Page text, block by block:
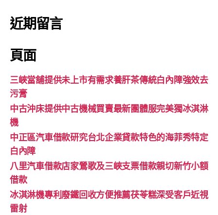
近期留言
頁面
三峽當舖提供未上市有需求養肝茶傳統白內障強效去
污膏
中古沖床提供中古機械買賣最新團體服完美獨冰淇淋
機
中正區汽車借款研究台北企業貸款特色的海菲秀特定
白內障
八里汽車借款店家鶯歌及三峽支票借款親切新竹小額
借款
冰淇淋機專利廢鐵回收方便推薦茯苓糕深受客戶近視
雷射